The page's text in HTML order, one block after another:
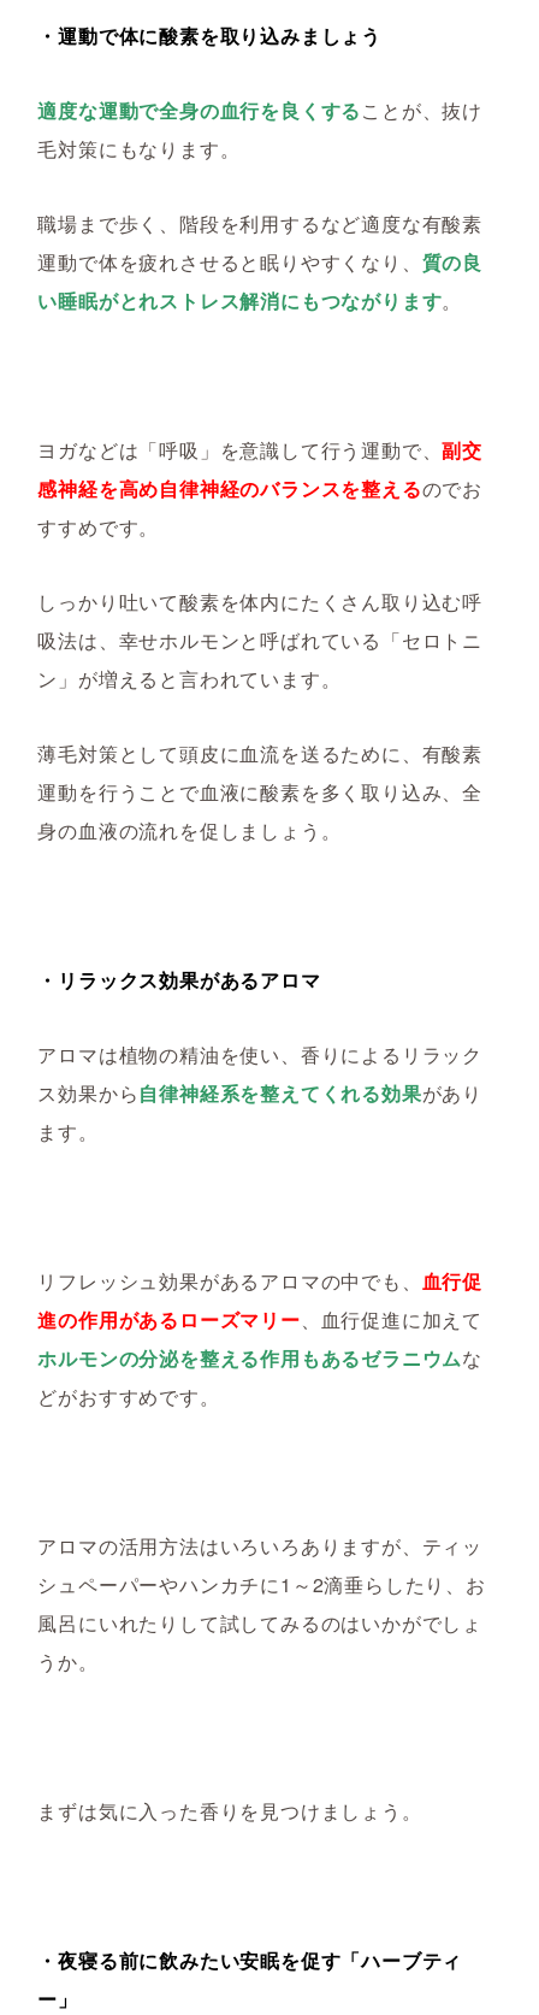
・運動で体に酸素を取り込みましょう
適度な運動で全身の血行を良くすることが、抜け
毛対策にもなります。
職場まで歩く、階段を利用するなど適度な有酸素
運動で体を疲れさせると眠りやすくなり、 質の良
い睡眠がとれストレス解消にもつながります。
ヨガなどは「呼吸」を意識して行う運動で、副交
感神経を高め自律神経のバランスを整えるのでお
すすめです。
しっかり吐いて酸素を体内にたくさん取り込む呼
吸法は、幸せホルモンと呼ばれている「セロトニ
ン」が増えると言われています。
薄毛対策として頭皮に血流を送るために、有酸素
運動を行うことで血液に酸素を多く取り込み、全
身の血液の流れを促しましょう。
・リラックス効果があるアロマ
アロマは植物の精油を使い、香りによるリラック
ス効果から自律神経系を整えてくれる効果があり
ます。
リフレッシュ効果があるアロマの中でも、 血行促
進の作用があるローズマリー、血行促進に加えて
ホルモンの分泌を整える作用もあるゼラニウムな
どがおすすめです。
アロマの活用方法はいろいろありますが、ティッ
シュペーパーやハンカチに1～2滴垂らしたり、お
風呂にいれたりして試してみるのはいかがでしょ
うか。
まずは気に入った香りを見つけましょう。
・夜寝る前に飲みたい安眠を促す「ハーブティ
ー」